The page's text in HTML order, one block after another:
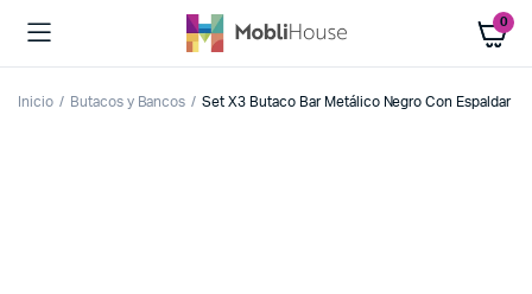
0
Inicio Butacos y Bancos Set X3 Butaco Bar Metálico Negro Con Espaldar